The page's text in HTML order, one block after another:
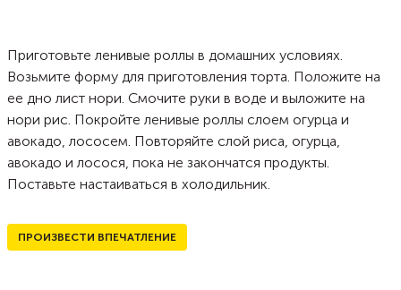
Приготовьте ленивые роллы в домашних условиях.
Возьмите форму для приготовления торта. Положите на
ее дно лист нори. Смочите руки в воде и выложите на
нори рис. Покройте ленивые роллы слоем огурца и
авокадо, лососем. Повторяйте слой риса, огурца,
авокадо и лосося, пока не закончатся продукты.
Поставьте настаиваться в холодильник.
ПРОИЗВЕСТИ ВПЕЧАТЛЕНИЕ